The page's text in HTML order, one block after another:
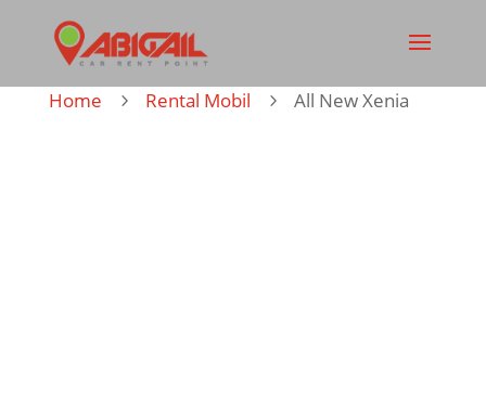
Home 5 Rental Mobil 5 All New Xenia